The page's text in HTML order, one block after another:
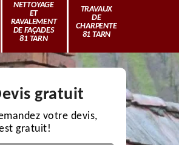
NETTOYAGE
ET
RAVALEMENT
DE FAÇADES
81 TARN
TRAVAUX
DE
CHARPENTE
81 TARN
gratuit
votre devis,
gratuit!